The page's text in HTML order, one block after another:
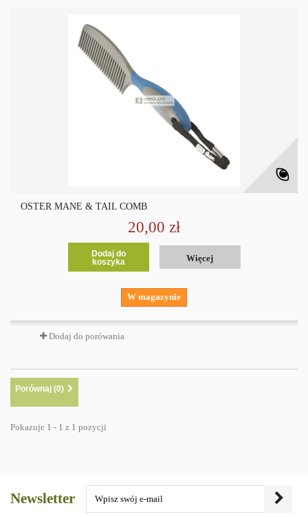
OSTER MANE & TAIL COMB
20,00 zł
Dodaj do
koszyka
Więcej
W magazynie
Dodaj do porówania
Porównaj (0)
Pokazuje 1 - 1 z 1 pozycji
Newsletter